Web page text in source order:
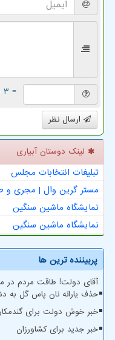
= ۳ بعلاوه ۲
ارسال نظر
لینک دوستان آبیاری
تبلیغات انتخابات مجلس
مستر گرین وال | مجری و
نمایشگاه ماشین سنگین
نمایشگاه ماشین سنگین
پربیننده ترین ها
آقای دولت! طاقت مردم در
حذف یارانه نان پاس گل به
خبر خوش دولت برای
خبر جدید برای کشاورزان